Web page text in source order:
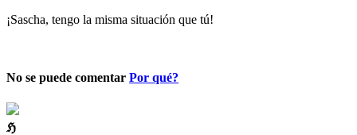
¡Sascha, tengo la misma situación que tú!
No se puede comentar Por qué?
ℌ